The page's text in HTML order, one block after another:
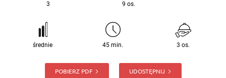
3 9 os.
średnie 45 min. 3 os.
POBIERZ PDF UDOSTĘPNIJ